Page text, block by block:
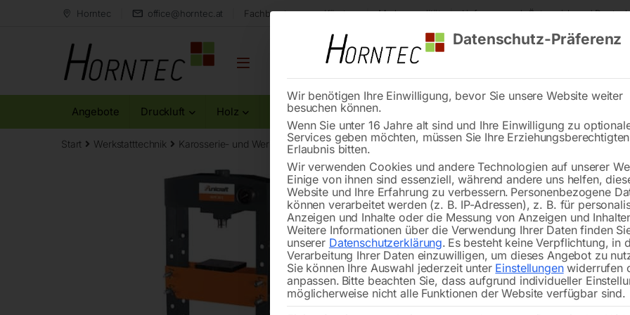
Horntec office@horntec.at Fachberatung aus Kärnten Markenqualität Lieferung nach Österreich und
Angebote Druckluft Holz Metall Reinigung
Start Werkstatttechnik Karosserie- und Werkstattgeräte Hydraulische Werkstattpresse WPP 30 E
🔍
Robuste Presse mit konventioneller
Datenschutz-Präferenz
Wir benötigen Ihre Einwilligung, bevor Sie unsere Website weiter
besuchen können.
Wenn Sie unter 16 Jahre alt sind und Ihre Einwilligung zu
Services geben möchten, müssen Sie Ihre
Erlaubnis bitten.
Wir verwenden Cookies und andere Technologien auf unserer
Einige von ihnen sind essenziell, während andere uns helfen,
Website und Ihre Erfahrung zu verbessern. Personenbezogene
können verarbeitet werden (z. B. IP-Adressen), z. B. für
Anzeigen und Inhalte oder die Messung von Anzeigen und
Weitere Informationen über die Verwendung Ihrer Daten finden
unserer Datenschutzerklärung. Es besteht keine Verpflichtung, in
Verarbeitung Ihrer Daten einzuwilligen, um dieses Angebot zu
Sie können Ihre Auswahl jederzeit unter Einstellungenwiderrufen
anpassen. Bitte beachten Sie, dass aufgrund individueller
möglicherweise nicht alle Funktionen der Website verfügbar sind.